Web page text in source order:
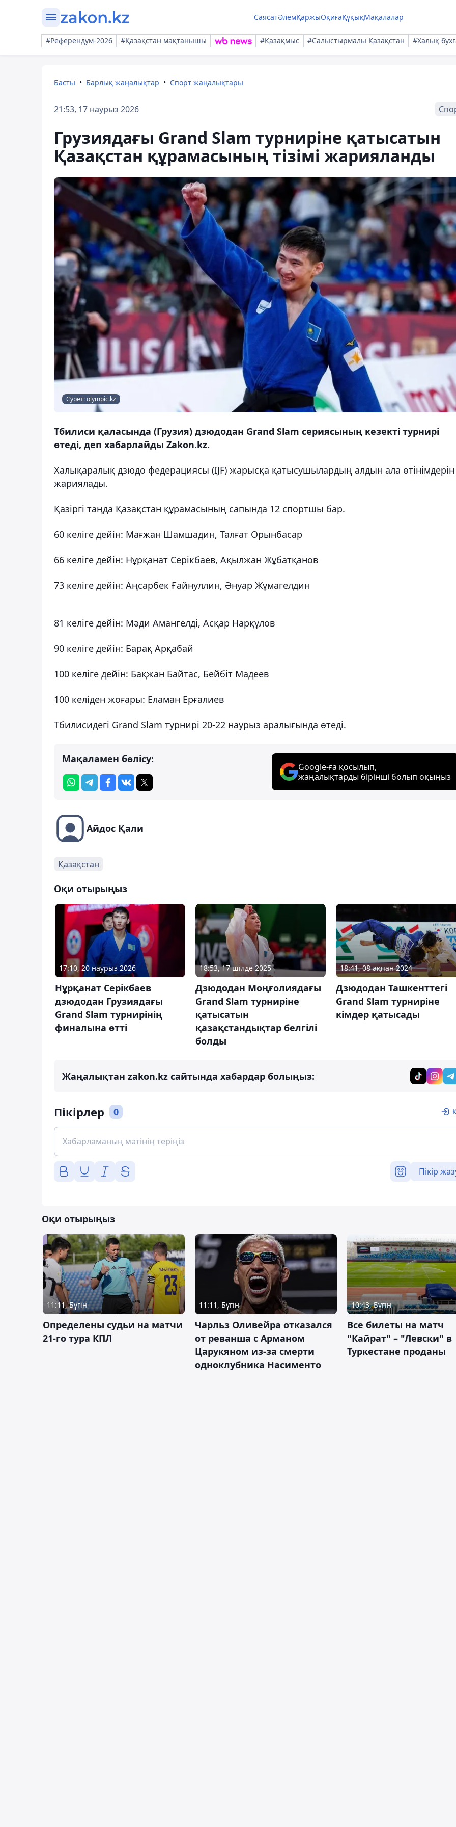
СаясатӘлемҚаржыОқиғаҚұқықМақалалар
#Референдум-2026 #Қазақстан мақтанышы #Қазақмыс #Салыстырмалы Қазақстан #Халық
Басты Барлық жаңалықтар Спорт жаңалықтары
21:53, 17 наурыз 2026
Грузиядағы Grand Slam турниріне қатысатын
Қазақстан құрамасының тізімі жарияланды
Сурет: olympic.kz
Тбилиси қаласында (Грузия) дзюдодан Grand Slam сериясының кезекті турнирі
өтеді, деп хабарлайды Zakon.kz.
Халықаралық дзюдо федерациясы (IJF) жарысқа қатысушылардың алдын ала өтінімдерін
жариялады.
Қазіргі таңда Қазақстан құрамасының сапында 12 спортшы бар.
60 келіге дейін: Мағжан Шамшадин, Талғат Орынбасар
66 келіге дейін: Нұрқанат Серікбаев, Ақылжан Жұбатқанов
73 келіге дейін: Аңсарбек Ғайнуллин, Әнуар Жұмагелдин
81 келіге дейін: Мәди Амангелді, Асқар Нарқұлов
90 келіге дейін: Барақ Арқабай
100 келіге дейін: Бақжан Байтас, Бейбіт Мадеев
100 келіден жоғары: Еламан Ерғалиев
Тбилисидегі Grand Slam турнирі 20-22 наурыз аралығында өтеді.
Мақаламен бөлісу:
Google-ға қосылып,
жаңалықтарды бірінші болып оқыңыз
Айдос Қали
Қазақстан
Оқи отырыңыз
17:10, 20 наурыз 2026
Нұрқанат Серікбаев
дзюдодан Грузиядағы
Grand Slam турнирінің
финалына өтті
18:53, 17 шілде 2025
Дзюдодан Моңғолиядағы
Grand Slam турниріне
қатысатын
қазақстандықтар белгілі
болды
18:41, 08 ақпан 2024
Дзюдодан Ташкенттегі
Grand Slam турниріне
кімдер қатысады
Жаңалықтан zakon.kz сайтында хабардар болыңыз:
Пікірлер 0
Пікір
Оқи отырыңыз
11:11, Бүгін
Определены судьи на матчи
21-го тура КПЛ
11:11, Бүгін
Чарльз Оливейра отказался
от реванша с Арманом
Царукяном из-за смерти
одноклубника Насименто
10:43, Бүгін
Все билеты на матч
"Кайрат" – "Левски" в
Туркестане проданы